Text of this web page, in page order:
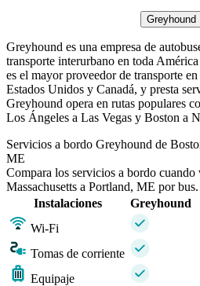
Greyhound
Greyhound es una empresa de
transporte interurbano en toda
es el mayor proveedor de transporte
Estados Unidos y Canadá, y presta
Greyhound opera en rutas populares
Los Ángeles a Las Vegas y Boston a
Servicios a bordo Greyhound de
ME
Compara los servicios a bordo cuando
Massachusetts a Portland, ME por bus.
Instalaciones
Greyhound
Wi-Fi
Tomas de corriente
Equipaje